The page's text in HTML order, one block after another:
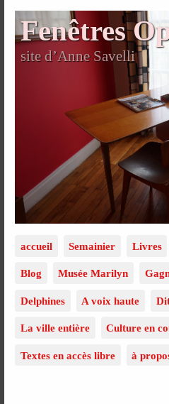
Fenêtres
site d’Anne Savelli
accueil Semainier Livres
Blog Musée Marilyn
Delphines A voix haute
La ville entière Culture en
Textes en accès libre à